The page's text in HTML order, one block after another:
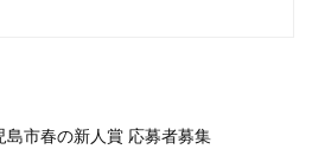
島市春の新人賞 応募者募集